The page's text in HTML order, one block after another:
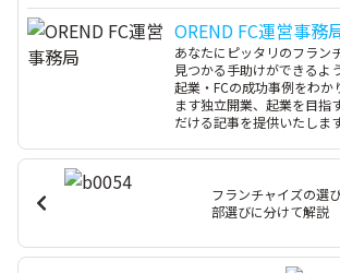
OREND FC運営事務
あなたにピッタリのフラン
見つかる手助けができるよ
起業・FCの成功事例をわか
ます独立開業、起業を目指
だける記事を提供いたします
フランチャイズの選
部選びに分けて解説